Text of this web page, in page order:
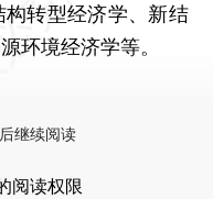
转型经济学、新结
环境经济学等。
继续阅读
阅读权限